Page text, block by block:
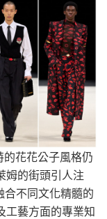
花花公子風格仍
姆的街頭引人注
不同文化精髓的
工藝方面的專業知